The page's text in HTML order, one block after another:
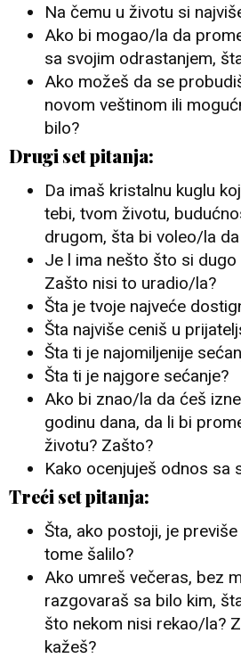
Na čemu u životu si
Ako bi mogao/la da
sa svojim odrastanjem,
Ako možeš da se
novom veštinom ili
bilo?
Drugi set pitanja:
Da imaš kristalnu kuglu
tebi, tvom životu,
drugom, šta bi voleo/la
Je l ima nešto što si
Zašto nisi to uradio/la?
Šta je tvoje najveće
Šta najviše ceniš u
Šta ti je najomiljenije
Šta ti je najgore sećanje?
Ako bi znao/la da ćeš
godinu dana, da li bi
životu? Zašto?
Kako ocenjuješ odnos sa
Treći set pitanja:
Šta, ako postoji, je
tome šalilo?
Ako umreš večeras, bez
razgovaraš sa bilo kim,
što nekom nisi rekao/la?
kažeš?